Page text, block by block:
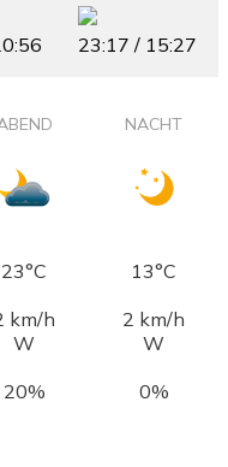
23:17 / 15:27
NACHT
23°C
13°C
km/h
W
2 km/h
W
20% 0%